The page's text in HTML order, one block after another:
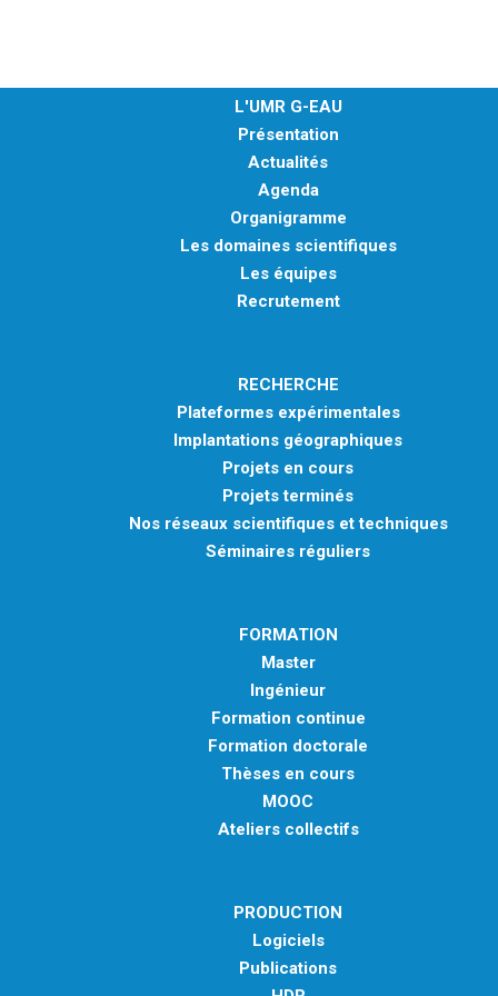
NOTES THÉMATIQUES
L'UMR G-EAU
Présentation
Actualités
Agenda
Organigramme
Les domaines scientifiques
Les équipes
Recrutement
RECHERCHE
Plateformes expérimentales
Implantations géographiques
Projets en cours
Projets terminés
Nos réseaux scientifiques et techniques
Séminaires réguliers
FORMATION
Master
Ingénieur
Formation continue
Formation doctorale
Thèses en cours
MOOC
Ateliers collectifs
PRODUCTION
Logiciels
Publications